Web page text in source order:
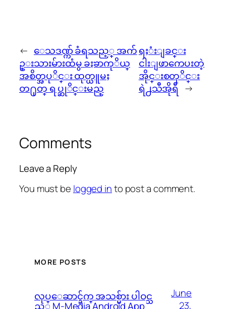
← ေသဒဏ္က် ခံရသည့္ အက်
ဥ္းသားမ်ားထံမွ ခႏၶာကုိယ္
အစိတ္အပုိင္း ထုတ္ယူမႈ
တ႐ုတ္ ရပ္ဆုိင္းမည္
ရႈံးျခင္း
ငါးျဖာကေပးတဲ့
အိုင္းစတုိင္း
ရဲ႕သီအိုရီ →
Comments
Leave a Reply
You must be logged into post a comment.
MORE POSTS
လုပ္ေဆာင္ခ်က္ အသစ္မ်ား ပါဝင္သ
ည့္ M-Media Android App
June
23,